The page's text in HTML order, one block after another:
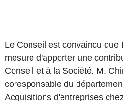
Le Conseil est convaincu que
mesure d'apporter une
Conseil et à la Société. M.
coresponsable du
Acquisitions d'entreprises